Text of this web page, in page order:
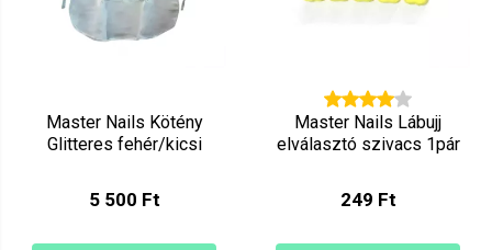
Master Nails Kötény
Glitteres fehér/kicsi
5 500 Ft
Master Nails Lábujj
elválasztó szivacs 1pár
249 Ft